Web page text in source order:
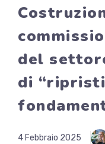
del
di
4 Febbraio 2025